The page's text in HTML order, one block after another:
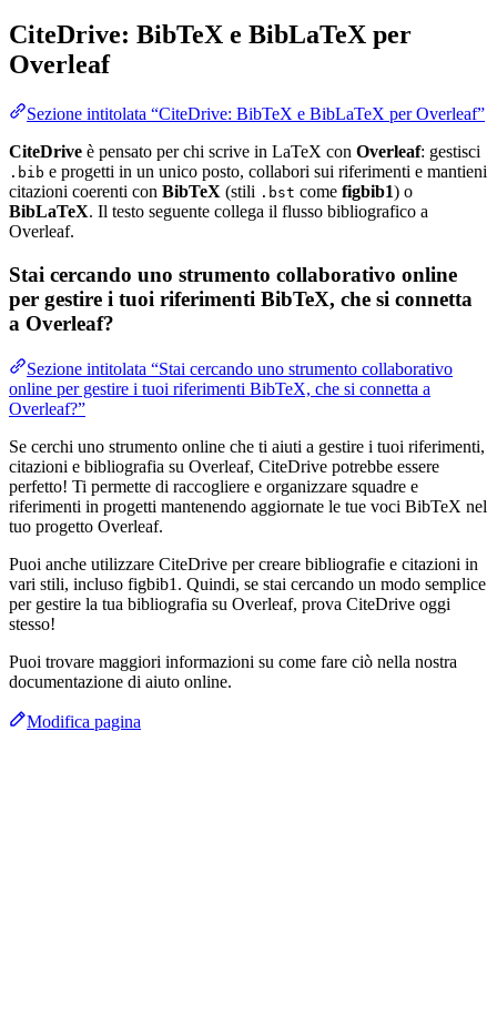
CiteDrive: BibTeX e BibLaTeX per
Overleaf
Sezione intitolata “CiteDrive: BibTeX e BibLaTeX per Overleaf”
CiteDrive è pensato per chi scrive in LaTeX con Overleaf: gestisci
.bib e progetti in un unico posto, collabori sui riferimenti e mantieni
citazioni coerenti con BibTeX (stili .bst come figbib1) o
BibLaTeX. Il testo seguente collega il flusso bibliografico a
Overleaf.
Stai cercando uno strumento collaborativo online
per gestire i tuoi riferimenti BibTeX, che si connetta
a Overleaf?
Sezione intitolata “Stai cercando uno strumento collaborativo
online per gestire i tuoi riferimenti BibTeX, che si connetta a
Overleaf?”
Se cerchi uno strumento online che ti aiuti a gestire i tuoi riferimenti,
citazioni e bibliografia su Overleaf, CiteDrive potrebbe essere
perfetto! Ti permette di raccogliere e organizzare squadre e
riferimenti in progetti mantenendo aggiornate le tue voci BibTeX nel
tuo progetto Overleaf.
Puoi anche utilizzare CiteDrive per creare bibliografie e citazioni in
vari stili, incluso figbib1. Quindi, se stai cercando un modo semplice
per gestire la tua bibliografia su Overleaf, prova CiteDrive oggi
stesso!
Puoi trovare maggiori informazioni su come fare ciò nella nostra
documentazione di aiuto online.
Modifica pagina